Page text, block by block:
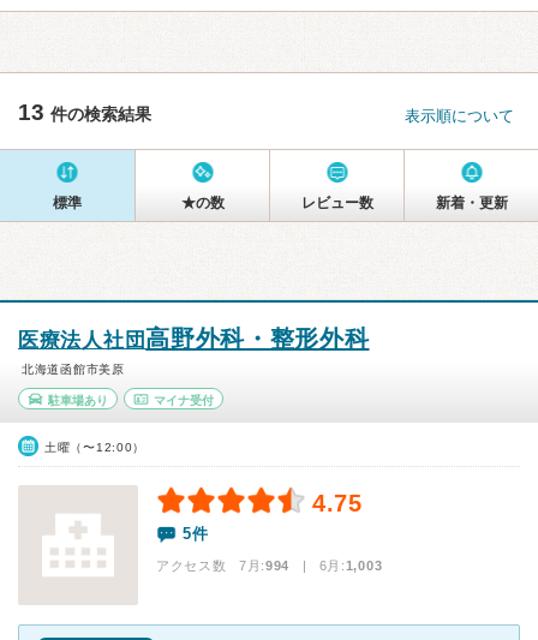
13 件の検索結果 表示順について
標準 ★の数 レビュー数 新着・更新
医療法人社団高野外科・整形外科
北海道函館市美原
駐車場あり マイナ受付
土曜（〜12:00）
4.75
5件
アクセス数 7月:994 | 6月:1,003